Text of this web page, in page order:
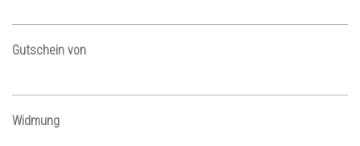
Gutschein von
Widmung